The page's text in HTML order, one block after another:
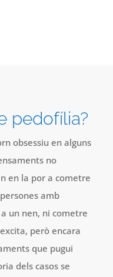
pedofília?
obsessiu en alguns
no
en la por a cometre
amb
un nen, ni cometre
però encara
que pugui
dels casos se